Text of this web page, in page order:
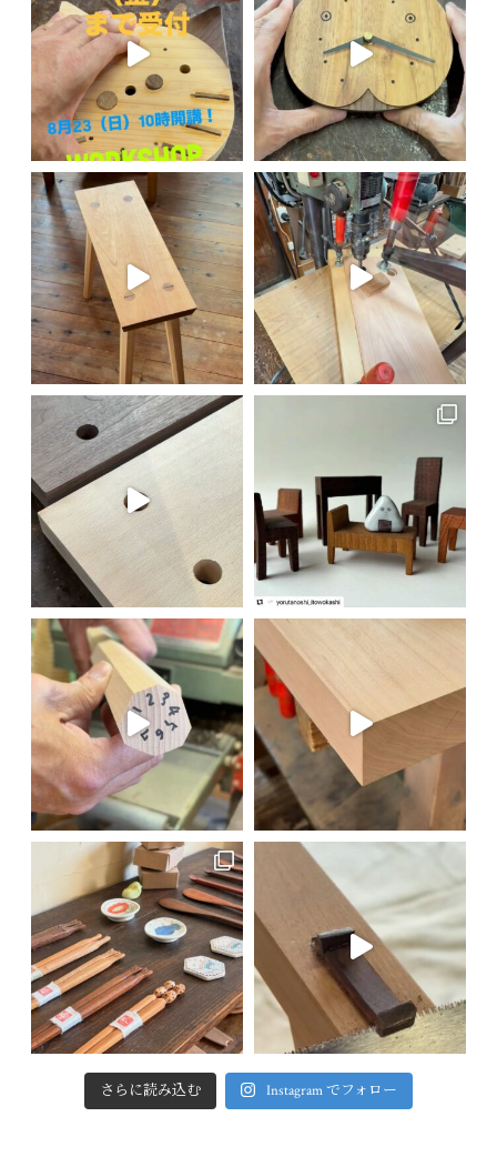
さらに読み込む Instagram でフォロー